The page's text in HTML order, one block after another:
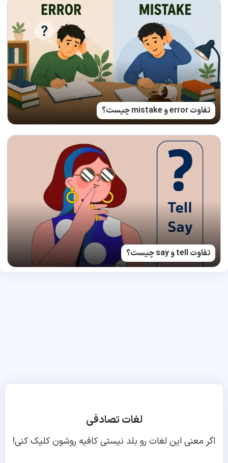
تفاوت error و mistake چیست؟
تفاوت tell و say چیست؟
لغات تصادفی
اگر معنی این لغات رو بلد نیستی کافیه روشون کلیک کنی!